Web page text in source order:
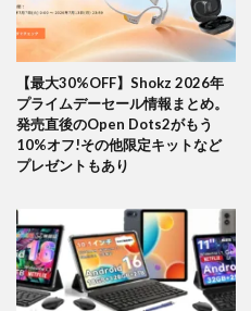
【最大30%OFF】Shokz 2026年
プライムデーセール情報まとめ。
発売直後のOpen Dots2がもう
10%オフ!その他限定キットなど
プレゼントもあり